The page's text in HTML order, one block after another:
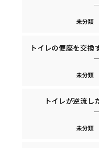
未分類
トイレの便座を交換
未分類
トイレが逆流し
未分類